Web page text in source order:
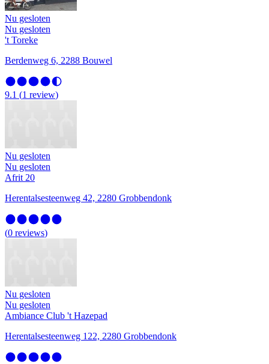
Nu gesloten
Nu gesloten
't Toreke
Berdenweg 6, 2288 Bouwel
9.1 (1 review)
Nu gesloten
Nu gesloten
Afrit 20
Herentalsesteenweg 42, 2280 Grobbendonk
(0 reviews)
Nu gesloten
Nu gesloten
Ambiance Club 't Hazepad
Herentalsesteenweg 122, 2280 Grobbendonk